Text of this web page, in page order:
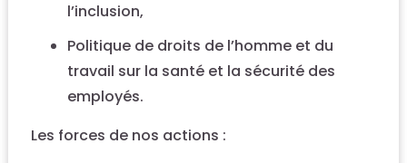
l’inclusion,
Politique de droits de l’homme et du
travail sur la santé et la sécurité des
employés.
Les forces de nos actions :